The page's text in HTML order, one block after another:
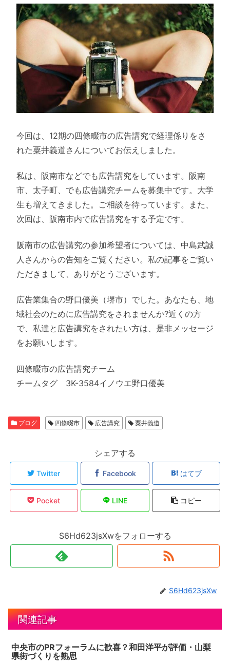
今回は、12期の四條畷市の広告講究で経理係りをさ
れた粟井義道さんについてお伝えしました。
私は、阪南市などでも広告講究をしています。阪南
市、太子町、でも広告講究チームを募集中です。大学
生も増えてきました。ご相談を待っています。また、
次回は、阪南市内で広告講究をする予定です。
阪南市の広告講究の参加希望者については、中島武誠
人さんからの告知をご覧ください。私の記事をご覧い
ただきまして、ありがとうございます。
広告業集合の野口優美（堺市）でした。あなたも、地
域社会のために広告講究をされませんか?近くの方
で、私達と広告講究をされたい方は、是非メッセージ
をお願いします。
四條畷市の広告講究チーム
チームタグ 3K-3584イノウエ野口優美
ブログ 四條畷市 広告講究 粟井義道
シェアする
Twitter Facebook はてブ
Pocket LINE コピー
S6Hd623jsXwをフォローする
S6Hd623jsXw
関連記事
中央市のPRフォーラムに歓喜？和田洋平が評価・山梨
県街づくりを熟思